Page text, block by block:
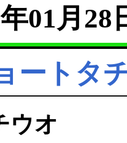
01月28
ートタ
ウオ